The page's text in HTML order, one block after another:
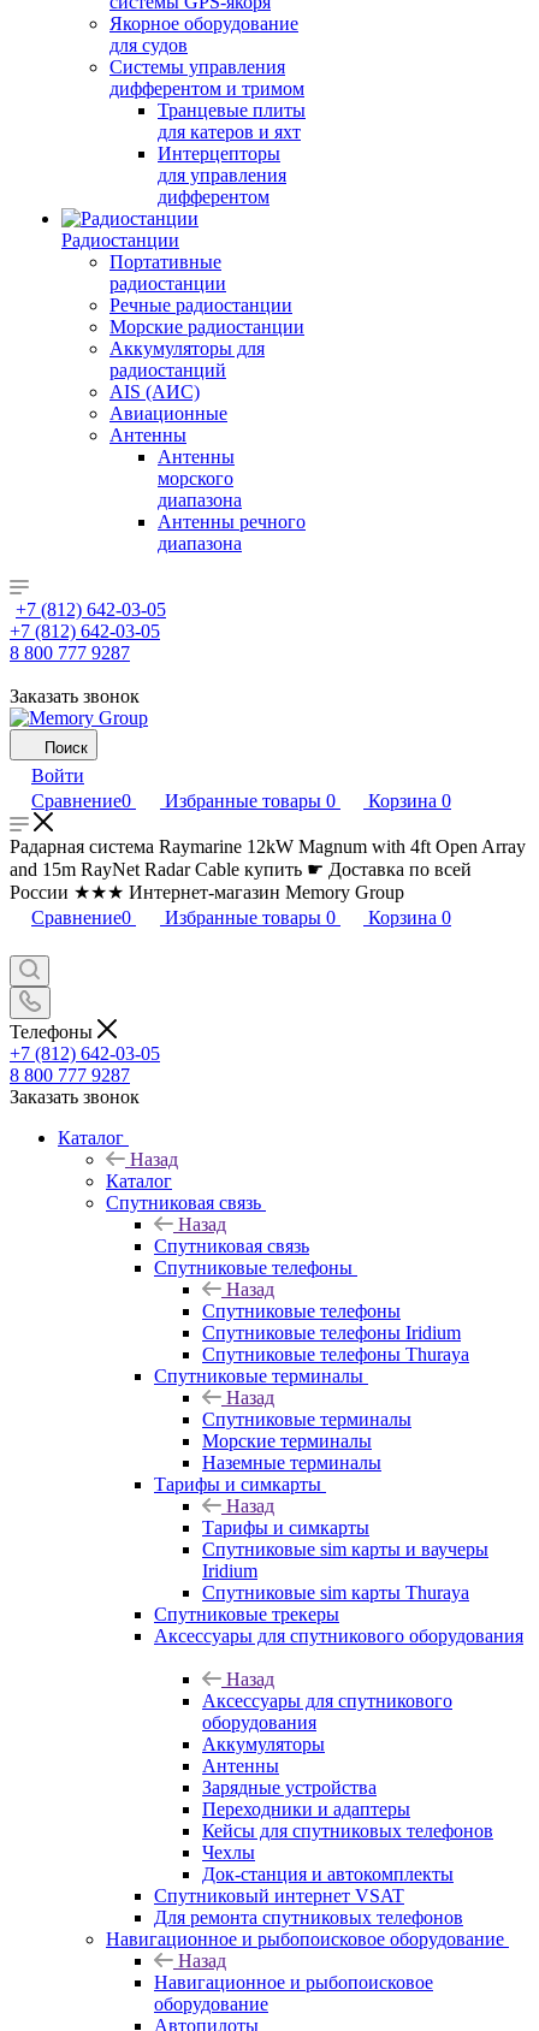
Якорное оборудование
для судов
Системы управления
дифферентом и тримом
Транцевые плиты
для катеров и яхт
Интерцепторы
для управления
дифферентом
Радиостанции
Портативные
радиостанции
Речные радиостанции
Морские радиостанции
Аккумуляторы для
радиостанций
AIS (АИС)
Авиационные
Антенны
Антенны
морского
диапазона
Антенны речного
диапазона
+7 (812) 642-03-05
+7 (812) 642-03-05
8 800 777 9287
Заказать звонок
Поиск
Войти
Сравнение0 Избранные товары 0 Корзина 0
Радарная система Raymarine 12kW Magnum with 4ft Open Array
and 15m RayNet Radar Cable купить ☛ Доставка по всей
России ★★★ Интернет-магазин Memory Group
Сравнение0 Избранные товары 0 Корзина 0
Телефоны
+7 (812) 642-03-05
8 800 777 9287
Заказать звонок
Каталог
Назад
Каталог
Спутниковая связь
Назад
Спутниковая связь
Спутниковые телефоны
Назад
Спутниковые телефоны
Спутниковые телефоны Iridium
Спутниковые телефоны Thuraya
Спутниковые терминалы
Назад
Спутниковые терминалы
Морские терминалы
Наземные терминалы
Тарифы и симкарты
Назад
Тарифы и симкарты
Спутниковые sim карты и ваучеры
Iridium
Спутниковые sim карты Thuraya
Спутниковые трекеры
Аксессуары для спутникового оборудования
Назад
Аксессуары для спутникового
оборудования
Аккумуляторы
Антенны
Зарядные устройства
Переходники и адаптеры
Кейсы для спутниковых телефонов
Чехлы
Док-станция и автокомплекты
Спутниковый интернет VSAT
Для ремонта спутниковых телефонов
Навигационное и рыбопоисковое оборудование
Назад
Навигационное и рыбопоисковое
оборудование
Автопилоты